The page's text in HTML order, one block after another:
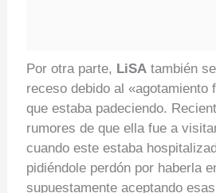
Por otra parte, LiSAtambién
receso debido al «agotamiento
que estaba padeciendo.
rumores de que ella fue a
cuando este estaba
pidiéndole perdón por haberla
supuestamente aceptando